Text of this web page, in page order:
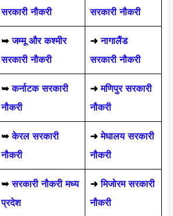
सरकारी नौकरी
सरकारी नौकरी
➥जम्मू और कश्मीर
सरकारी नौकरी
➜ नागालैंड
सरकारी नौकरी
➥ कर्नाटक सरकारी
नौकरी
➜ मणिपुर सरकारी
नौकरी
➥ केरल सरकारी
नौकरी
➜ मेघालय सरकारी
नौकरी
➥सरकारी नौकरी मध्य
प्रदेश
➜मिजोरम सरकारी
नौकरी